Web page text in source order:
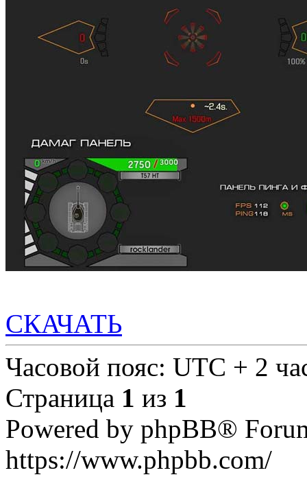
СКАЧАТЬ
Часовой пояс: UTC + 2
Страница 1 из 1
Powered by phpBB®
https://www.phpbb.com/